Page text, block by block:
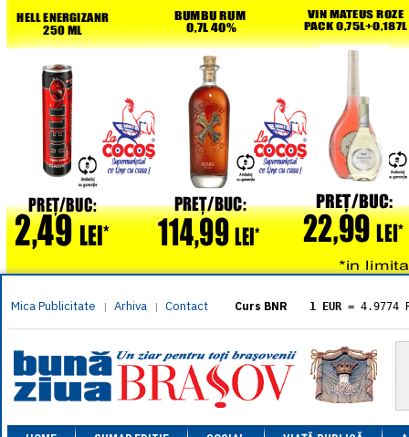
Mica Publicitate | Arhiva | Contact Curs BNR 1 EUR = 4.9774
= 5.8304
1 XAU= 464.4611
1 AED= 1.1933
1 AUD= 2.7957
1 BGN= 2.5449